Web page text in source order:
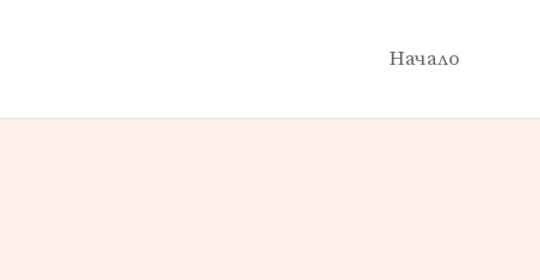
Начало